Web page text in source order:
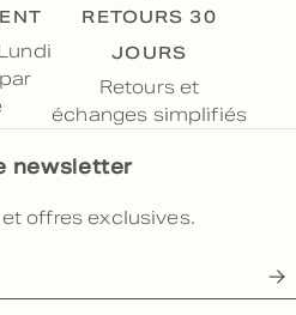
RETOURS 30
JOURS
Retours et
échanges simplifiés
newsletter
offres exclusives.